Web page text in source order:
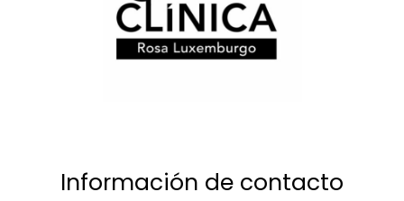
Información de contacto